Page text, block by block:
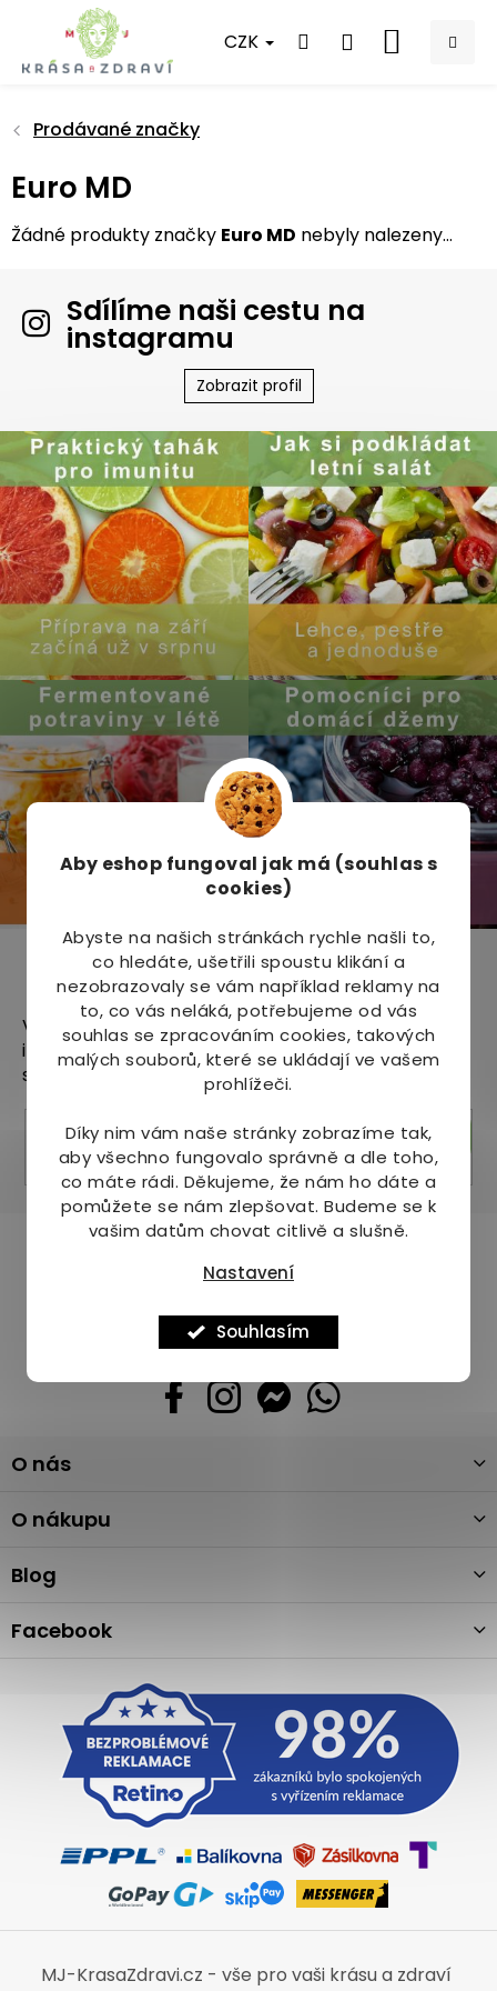
Aby eshop fungoval jak má (souhlas s
cookies)
Abyste na našich stránkách rychle našli to,
co hledáte, ušetřili spoustu klikání a
nezobrazovaly se vám například reklamy na
to, co vás neláká, potřebujeme od vás
souhlas se zpracováním cookies, takových
malých souborů, které se ukládají ve vašem
prohlížeči.
Díky nim vám naše stránky zobrazíme tak,
aby všechno fungovalo správně a dle toho,
co máte rádi. Děkujeme, že nám ho dáte a
pomůžete se nám zlepšovat. Budeme se k
vašim datům chovat citlivě a slušně.
Nastavení
Souhlasím
obsah
CZK
NÁKUPNÍ
Prodávané značky
Euro MD
Žádné produkty značky Euro MD nebyly nalezeny...
Sdílíme naši cestu na
instagramu
Zobrazit profil
Odebírat newsletter
Vložte svůj e-mail a my vám budeme zasílat
informace o nových produktech na našem e-
shopu.
Přihlásit se
Pomůžeme vám s výběrem
Potřebujete s něčím poradit? Jsme tu pro vás!
+420 736 708 220
info@mj-krasazdravi.cz
á
a
O nás
O nákupu
Blog
Facebook
MJ-KrasaZdravi.cz - vše pro vaši krásu a zdraví